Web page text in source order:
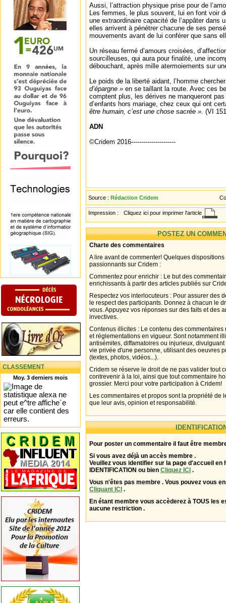
CLASSEMENT
Moy. 3 derniers mois
Aussi, l’attraction physique prise pour de
Les femmes, le plus souvent, lui en font voir
une extraordinaire capacité de l’appâter dans
elles arrivent à pénétrer chacune de ses
mouvements avant de lui conférer que sans
Un réseau fermé d’amours croisées,
sourcilleuses, qui aura pour finalité, une
débouchant, après mille atermoiements sur
Le poids de la liberté aidant, l’homme
d’épargne » en se taillant la route. Avec ces
comptent plus, les dérives ne manqueront
d’enfants hors mariage, chez ceux qui ont
être humain, c’est une chose sacrée ». (VI
ADN
©Cridem 2016----------------------
Source : Rédaction Cridem
Impression : Cliquez ici pour imprimer l'article
POSTEZ UN
Charte des commentaires
A lire avant de commenter! Quelques
passionnants sur Cridem :
Commentez pour enrichir : Le but des
enrichissants à partir des articles publiés sur
Respectez vos interlocuteurs : Pour assurer des
le respect des participants. Donnez à chacun le
vous. Appuyez vos réponses sur des faits et des
invectives.
Contenus illicites : Le contenu des
et réglementations en vigueur. Sont notamment
antisémites, diffamatoires ou injurieux,
vie privée d'une personne, utilisant des oeuvres
(textes, photos, vidéos...).
Cridem se réserve le droit de ne pas valider tout
contrevenir à la loi, ainsi que tout commentaire
grossier. Merci pour votre participation à Cridem!
Les commentaires et propos sont la propriété de
que leur avis, opinion et responsabilité.
Pour poster un commentaire il faut être
Si vous avez déjà un accès membre .
Veuillez vous identifier sur la page d'accueil en
IDENTIFICATION ou bien Cliquez ICI .
Vous n'êtes pas membre . Vous pouvez vous
Cliquant ICI .
En étant membre vous accèderez à TOUS les
aucune restriction .